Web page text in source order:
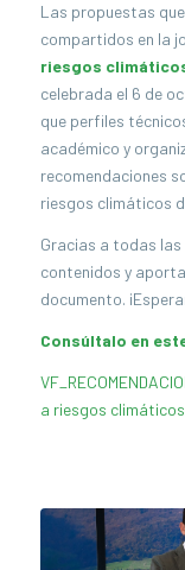
Las propuestas
compartidos en la
riesgos
celebrada el 6 de
que perfiles
académico y
recomendaciones
riesgos climáticos
Gracias a todas
contenidos y
documento.
Consúltalo en
a riesgos